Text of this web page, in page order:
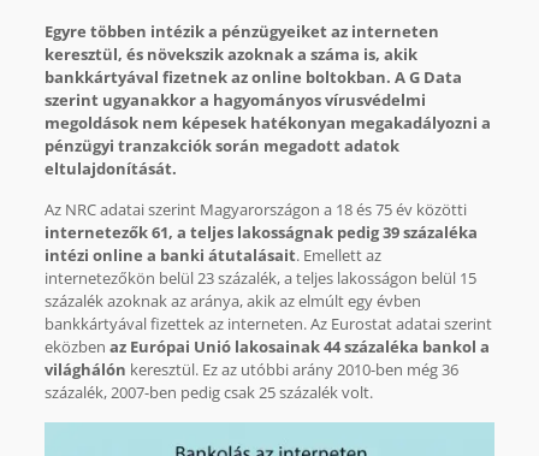
Egyre többen intézik a pénzügyeiket az interneten
keresztül, és növekszik azoknak a száma is, akik
bankkártyával fizetnek az online boltokban. A G Data
szerint ugyanakkor a hagyományos vírusvédelmi
megoldások nem képesek hatékonyan megakadályozni a
pénzügyi tranzakciók során megadott adatok
eltulajdonítását.
Az NRC adatai szerint Magyarországon a 18 és 75 év közötti
internetezők 61, a teljes lakosságnak pedig 39 százaléka
intézi online a banki átutalásait. Emellett az
internetezőkön belül 23 százalék, a teljes lakosságon belül 15
százalék azoknak az aránya, akik az elmúlt egy évben
bankkártyával fizettek az interneten. Az Eurostat adatai szerint
eközben az Európai Unió lakosainak 44 százaléka bankol a
világhálón keresztül. Ez az utóbbi arány 2010-ben még 36
százalék, 2007-ben pedig csak 25 százalék volt.